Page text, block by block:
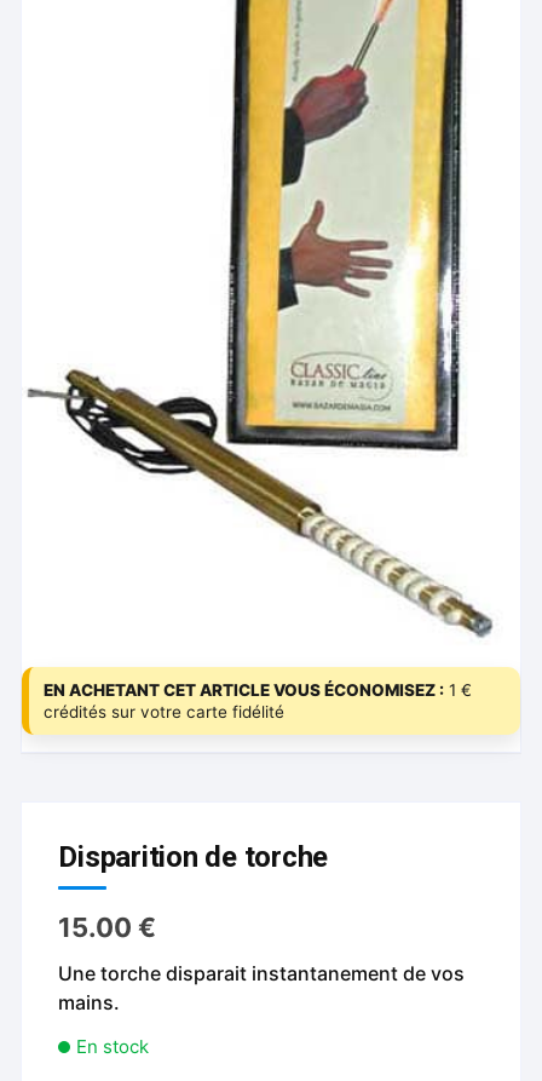
EN ACHETANT CET ARTICLE VOUS ÉCONOMISEZ : 1 €
crédités sur votre carte fidélité
Disparition de torche
15.00€
Une torche disparait instantanement de vos
mains.
En stock